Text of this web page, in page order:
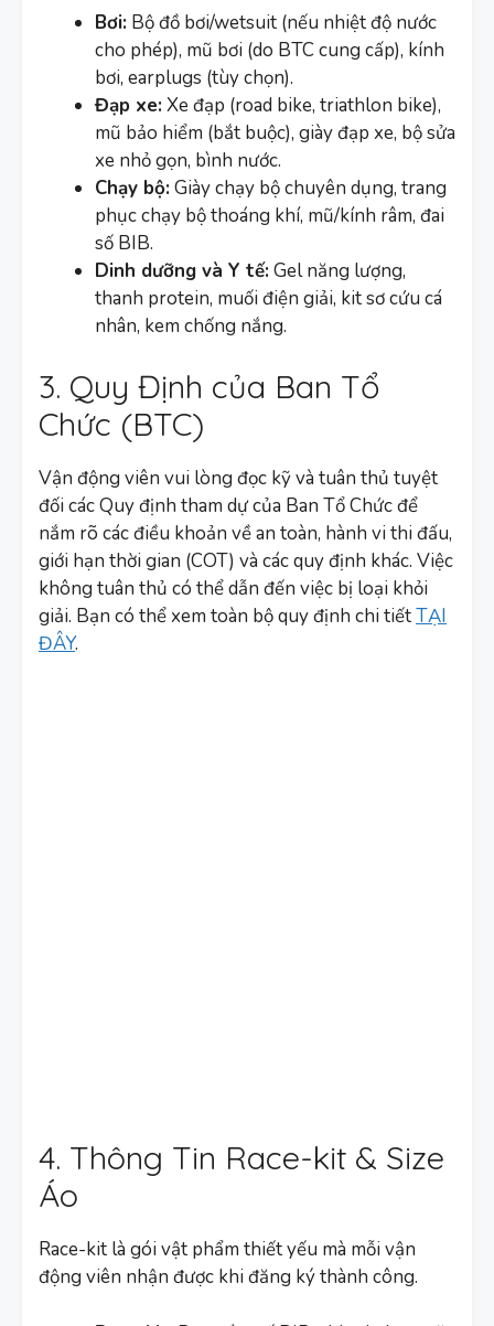
Bơi: Bộ đồ bơi/wetsuit (nếu nhiệt độ nước
cho phép), mũ bơi (do BTC cung cấp), kính
bơi, earplugs (tùy chọn).
Đạp xe:Xe đạp (road bike, triathlon bike),
mũ bảo hiểm (bắt buộc), giày đạp xe, bộ sửa
xe nhỏ gọn, bình nước.
Chạy bộ:Giày chạy bộ chuyên dụng, trang
phục chạy bộ thoáng khí, mũ/kính râm, đai
số BIB.
Dinh dưỡng và Y tế:Gel năng lượng,
thanh protein, muối điện giải, kit sơ cứu cá
nhân, kem chống nắng.
3. Quy Định của Ban Tổ
Chức (BTC)
Vận động viên vui lòng đọc kỹ và tuân thủ tuyệt
đối các Quy định tham dự của Ban Tổ Chức để
nắm rõ các điều khoản về an toàn, hành vi thi đấu,
giới hạn thời gian (COT) và các quy định khác. Việc
không tuân thủ có thể dẫn đến việc bị loại khỏi
giải. Bạn có thể xem toàn bộ quy định chi tiếtTẠI
ĐÂY.
4. Thông Tin Race-kit & Size
Áo
Race-kit là gói vật phẩm thiết yếu mà mỗi vận
động viên nhận được khi đăng ký thành công.